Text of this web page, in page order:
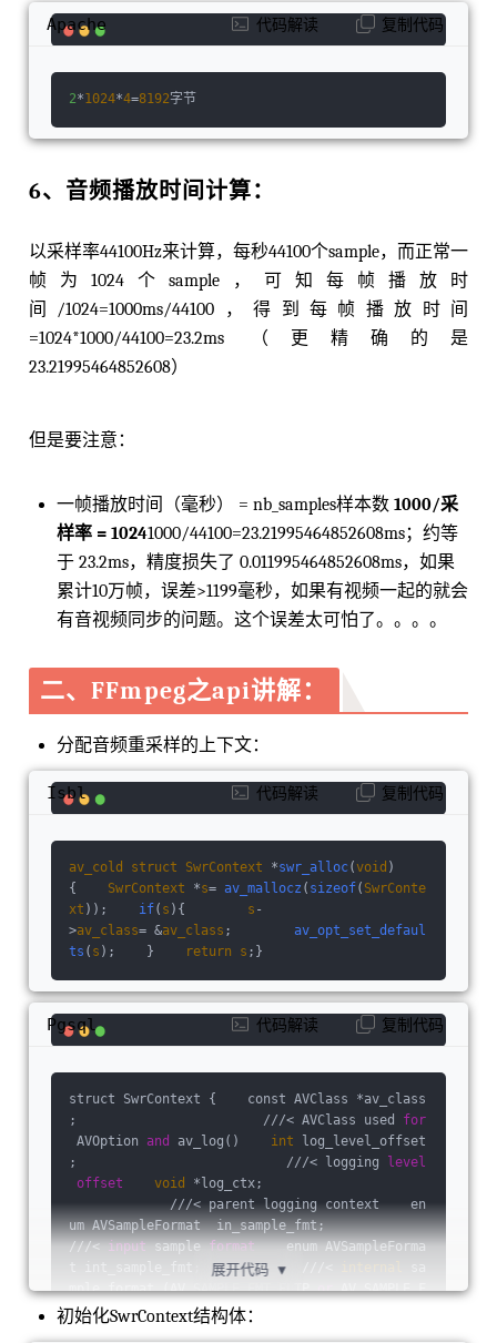
2*1024*4=8192字节
Apache 代码解读 复制代码
6、⾳频播放时间计算：
以采样率44100Hz来计算，每秒44100个sample，⽽正常⼀
帧为1024个sample，可知每帧播放时
间/1024=1000ms/44100，得到每帧播放时间
=1024*1000/44100=23.2ms （更精确的是
23.21995464852608）
但是要注意：
⼀帧播放时间（毫秒） = nb_samples样本数 1000/采
样率 = 10241000/44100=23.21995464852608ms；约等
于 23.2ms，精度损失了 0.011995464852608ms，如果
累计10万帧，误差>1199毫秒，如果有视频⼀起的就会
有⾳视频同步的问题。这个误差太可怕了。。。。
二、FFmpeg之api讲解：
分配⾳频重采样的上下⽂：
av_cold struct SwrContext *swr_alloc(void )
{ SwrContext *s= av_mallocz ( sizeof( SwrConte
xt )); if( s ){ s -
>av_class= &av_class ; av_opt_set_defaul
ts ( s );    } return s ;}
Isbl 代码解读 复制代码
struct SwrContext {    const AVClass *av_class
;                        ///< AVClass used for
AVOption and av_log() int log_level_offset
;                           ///< logging
level
offset
void
*log_ctx;
///< parent logging context    en
um AVSampleFormat  in_sample_fmt;
///< input sample format enum AVSampleForma
t int_sample_fmt;             ///<
mple format (AV_SAMPLE_FMT_FLTP or AV_SAMPLE_F
MT_S16P)    enum AVSampleFormat out_sample_fmt
Pgsql 代码解读 复制代码
展开代码 ▼
初始化SwrContext结构体：